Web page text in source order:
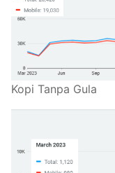
Kopi Tanpa Gula